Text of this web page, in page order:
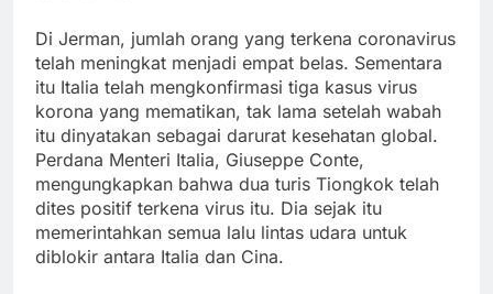
Di Jerman, jumlah orang yang terkena coronavirus
telah meningkat menjadi empat belas. Sementara
itu Italia telah mengkonfirmasi tiga kasus virus
korona yang mematikan, tak lama setelah wabah
itu dinyatakan sebagai darurat kesehatan global.
Perdana Menteri Italia, Giuseppe Conte,
mengungkapkan bahwa dua turis Tiongkok telah
dites positif terkena virus itu. Dia sejak itu
memerintahkan semua lalu lintas udara untuk
diblokir antara Italia dan Cina.